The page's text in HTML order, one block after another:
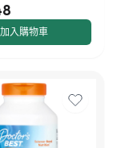
加入購物車